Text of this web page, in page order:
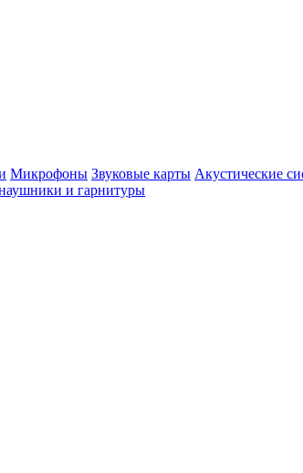
Микрофоны Звуковые карты Акустические
и гарнитуры